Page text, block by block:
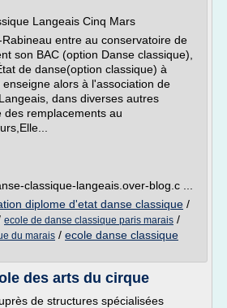
Langeais Cinq Mars
entre au conservatoire de
son BAC (option Danse classique),
de danse(option classique) à
alors à l'association de
dans diverses autres
remplacements au
classique-langeais.over-blog.c ...
diplome d'etat danse classique /
ecole de danse classique paris marais /
du marais / ecole danse classique
des arts du cirque
de structures spécialisées